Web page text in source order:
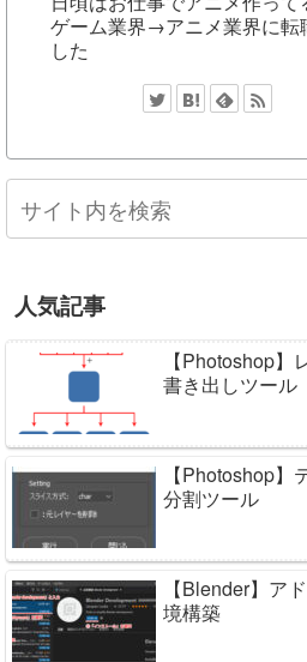
ゲーム業界→アニメ業界に転
した
人気記事
【Photoshop】
書き出しツール
【Photoshop】
分割ツール
【Blender】ア
境構築